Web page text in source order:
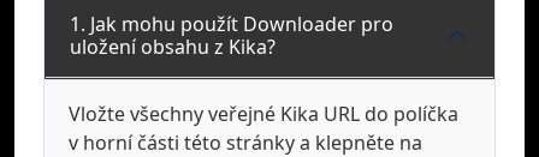
1. Jak mohu použít Downloader pro
uložení obsahu z Kika?
Vložte všechny veřejné Kika URL do políčka
v horní části této stránky a klepněte na